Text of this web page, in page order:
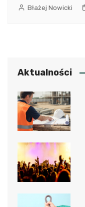
Błażej Nowicki
Aktualności